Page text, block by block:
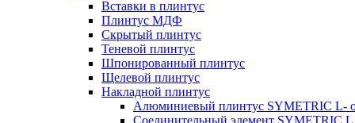
Вставки в плинтус
Плинтус МДФ
Скрытый плинтус
Теневой плинтус
Шпонированный плинтус
Щелевой плинтус
Накладной плинтус
Алюминиевый плинтус SYMETRIC L-
Соединительный элемент SYMETRIC L